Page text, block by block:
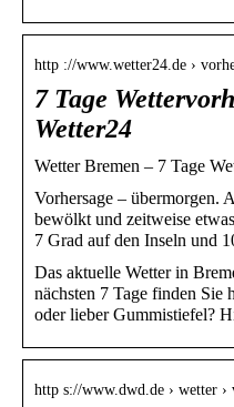
http ://www.wetter24.de ›
7 Tage
Wetter24
Wetter Bremen – 7 Tage
Vorhersage – übermorgen.
bewölkt und zeitweise
7 Grad auf den Inseln und
Das aktuelle Wetter in
nächsten 7 Tage finden Sie
oder lieber Gummistiefel?
http s://www.dwd.de › wetter ›